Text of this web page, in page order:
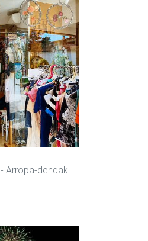
- Arropa-dendak